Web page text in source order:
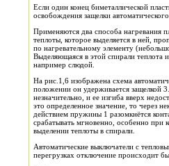
Если один конец биметаллической
освобождения защелки
Применяются два способа нагревания
теплоты, которое выделяется в ней,
по нагревательному элементу
Выделяющаяся в этой спирали теплота
например слюдой.
На рис.1,6 изображена схема
положении он удерживается защелкой
незначительно, и ее изгиба вверх
это определенное значение, то через
действием пружины 1 разомкнётся
срабатывать мгновенно, особенно при
выделении теплоты в спирали.
Автоматические выключатели с
перегрузках отключение происходит